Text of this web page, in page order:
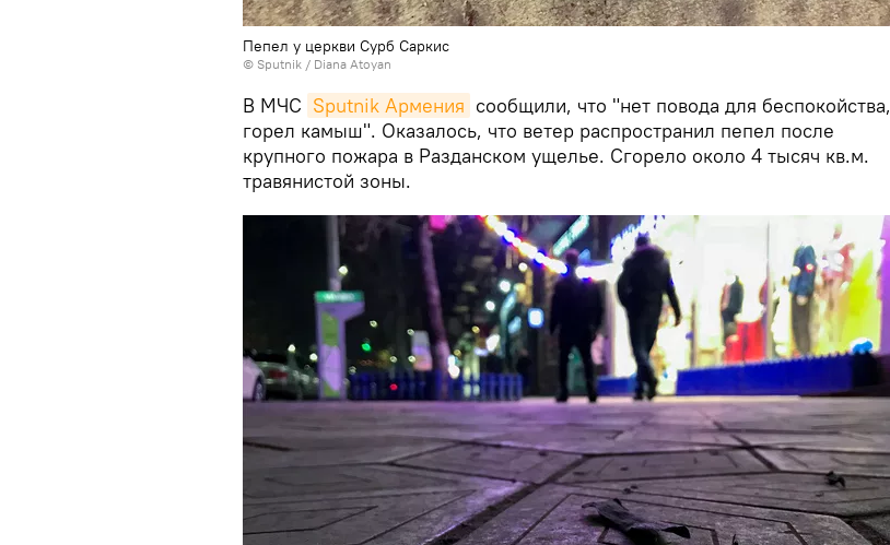
Пепел у церкви Сурб Саркис
© Sputnik / Diana Atoyan
В МЧС Sputnik Армения сообщили, что "нет повода для беспокойства,
горел камыш". Оказалось, что ветер распространил пепел после
крупного пожара в Разданском ущелье. Сгорело около 4 тысяч кв.м.
травянистой зоны.